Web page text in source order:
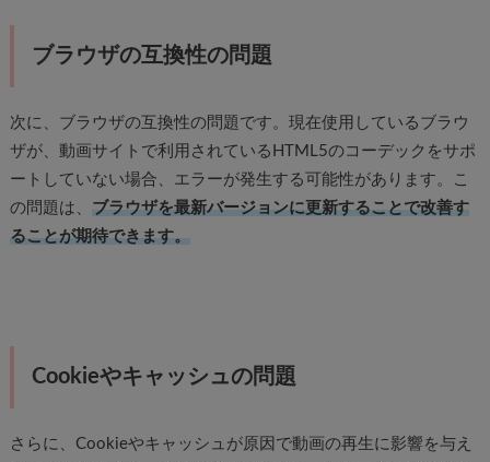
ブラウザの互換性の問題
次に、ブラウザの互換性の問題です。現在使用しているブラウ
ザが、動画サイトで利用されているHTML5のコーデックをサポ
ートしていない場合、エラーが発生する可能性があります。こ
の問題は、 ブラウザを最新バージョンに更新することで改善す
ることが期待できます。
Cookieやキャッシュの問題
さらに、Cookieやキャッシュが原因で動画の再生に影響を与え